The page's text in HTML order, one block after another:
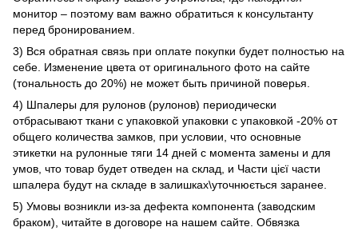
монитор – поэтому вам важно обратиться к консультанту
перед бронированием.
3) Вся обратная связь при оплате покупки будет полностью на
себе. Изменение цвета от оригинального фото на сайте
(тональность до 20%) не может быть причиной поверья.
4) Шпалеры для рулонов (рулонов) периодически
отбрасывают ткани с упаковкой упаковки с упаковкой -20% от
общего количества замков, при условии, что основные
этикетки на рулонные тяги 14 дней с момента замены и для
умов, что товар будет отведен на склад, и Части цієї части
шпалера будут на складе в залишках\уточнюється заранее.
5) Умовы возникли из-за дефекта компонента (заводским
браком), читайте в договоре на нашем сайте. Обвязка